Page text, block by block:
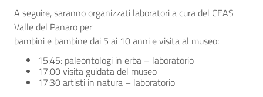
A seguire, saranno organizzati laboratori a cura del CEAS
Valle del Panaro per
bambini e bambine dai 5 ai 10 anni e visita al museo:
15:45: paleontologi in erba – laboratorio
17:00 visita guidata del museo
17:30 artisti in natura – laboratorio